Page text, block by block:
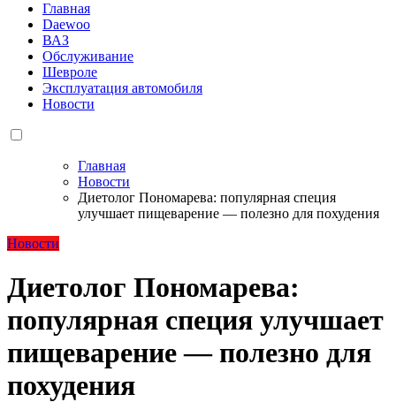
Главная
Daewoo
ВАЗ
Обслуживание
Шевроле
Эксплуатация автомобиля
Новости
Главная
Новости
Диетолог Пономарева: популярная специя
улучшает пищеварение — полезно для похудения
Новости
Диетолог Пономарева:
популярная специя улучшает
пищеварение — полезно для
похудения